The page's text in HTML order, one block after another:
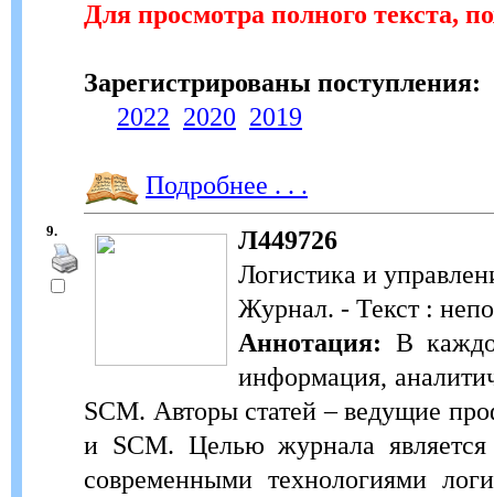
Для просмотра полного текста,
Зарегистрированы поступления:
2022 2020 2019
Подробнее . . .
9.
Л449726
Логистика и
Журнал. - Текст :
Аннотация: В
информация,
SCM. Авторы статей – ведущие
и SCM. Целью журнала
современными технологиями